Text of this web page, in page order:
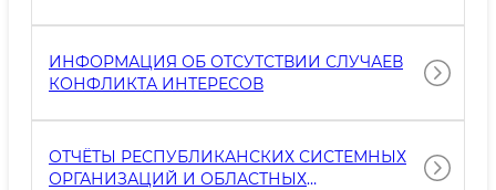
ИНФОРМАЦИЯ ОБ ОТСУТСТВИИ СЛУЧАЕВ
КОНФЛИКТА ИНТЕРЕСОВ
ОТЧЁТЫ РЕСПУБЛИКАНСКИХ СИСТЕМНЫХ
ОРГАНИЗАЦИЙ И ОБЛАСТНЫХ